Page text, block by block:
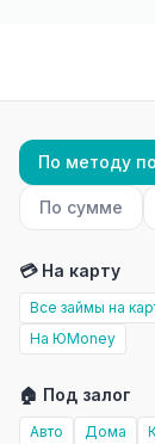
По методу
По сумме
💳 На карту
Все займы на
На ЮMoney
🏠 Под залог
Авто Дома